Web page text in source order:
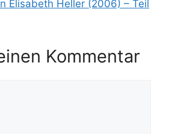
Elisabeth Heller (2006) – Teil
Kommentar